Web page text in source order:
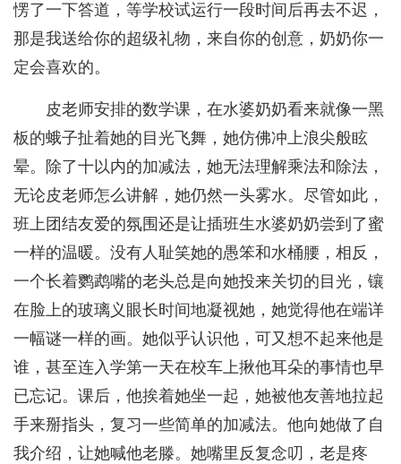
愣了一下答道，等学校试运行一段时间后再去不迟，
那是我送给你的超级礼物，来自你的创意，奶奶你一
定会喜欢的。
皮老师安排的数学课，在水婆奶奶看来就像一黑
板的蛾子扯着她的目光飞舞，她仿佛冲上浪尖般眩
晕。除了十以内的加减法，她无法理解乘法和除法，
无论皮老师怎么讲解，她仍然一头雾水。尽管如此，
班上团结友爱的氛围还是让插班生水婆奶奶尝到了蜜
一样的温暖。没有人耻笑她的愚笨和水桶腰，相反，
一个长着鹦鹉嘴的老头总是向她投来关切的目光，镶
在脸上的玻璃义眼长时间地凝视她，她觉得他在端详
一幅谜一样的画。她似乎认识他，可又想不起来他是
谁，甚至连入学第一天在校车上揪他耳朵的事情也早
已忘记。课后，他挨着她坐一起，她被他友善地拉起
手来掰指头，复习一些简单的加减法。他向她做了自
我介绍，让她喊他老滕。她嘴里反复念叨，老是疼